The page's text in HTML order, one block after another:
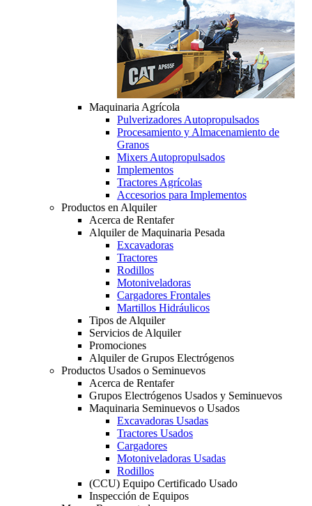
Maquinaria Agrícola
Pulverizadores Autopropulsados
Procesamiento y Almacenamiento de
Granos
Mixers Autopropulsados
Implementos
Tractores Agrícolas
Accesorios para Implementos
Productos en Alquiler
Acerca de Rentafer
Alquiler de Maquinaria Pesada
Excavadoras
Tractores
Rodillos
Motoniveladoras
Cargadores Frontales
Martillos Hidráulicos
Tipos de Alquiler
Servicios de Alquiler
Promociones
Alquiler de Grupos Electrógenos
Productos Usados o Seminuevos
Acerca de Rentafer
Grupos Electrógenos Usados y Seminuevos
Maquinaria Seminuevos o Usados
Excavadoras Usadas
Tractores Usados
Cargadores
Motoniveladoras Usadas
Rodillos
(CCU) Equipo Certificado Usado
Inspección de Equipos